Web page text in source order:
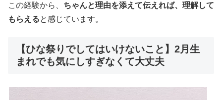
この経験から、 ちゃんと理由を添えて伝えれば、理解して
もらえると感じています。
【ひな祭りでしてはいけないこと】2月生
まれでも気にしすぎなくて大丈夫